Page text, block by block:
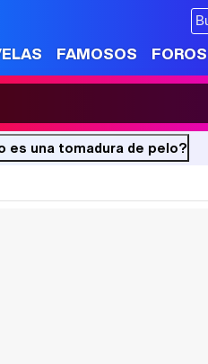
FAMOSOS FOROS
es una tomadura de pelo?